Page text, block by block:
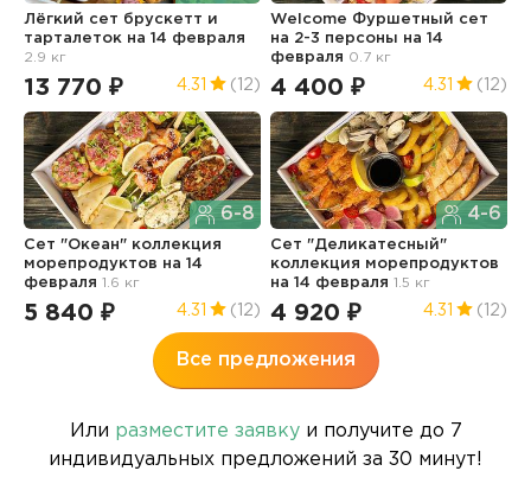
Лёгкий сет брускетт и
тарталеток на 14 февраля
2.9 кг
13 770 ₽ 4.31 (12)
Welcome Фуршетный сет
на 2-3 персоны на 14
февраля 0.7 кг
4 400 ₽ 4.31 (12)
6-8
Сет "Океан" коллекция
морепродуктов на 14
февраля 1.6 кг
5 840 ₽ 4.31 (12)
4-6
Сет "Деликатесный"
коллекция морепродуктов
на 14 февраля 1.5 кг
4 920 ₽ 4.31 (12)
Все предложения
Или разместите заявкуи получите до 7
индивидуальных предложений за 30 минут!